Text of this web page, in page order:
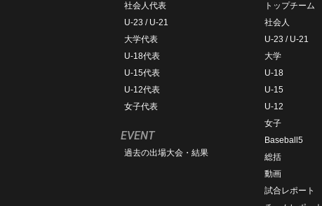
社会人代表
U-23 / U-21
大学代表
U-18代表
U-15代表
U-12代表
女子代表
EVENT
過去の出場大会・結果
トップチーム
社会人
U-23 / U-21
大学
U-18
U-15
U-12
女子
Baseball5
総括
動画
試合レポート